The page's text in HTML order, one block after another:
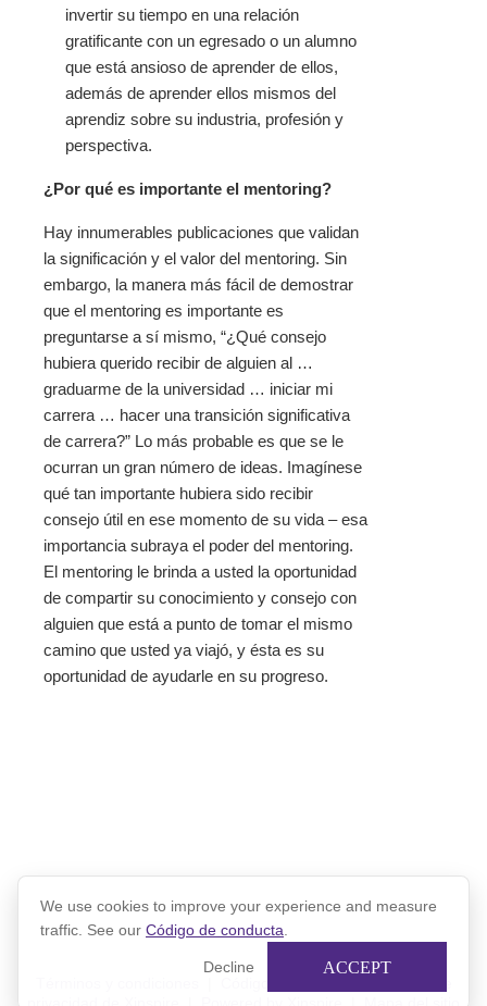
We use cookies to improve your experience and measure
traffic. See our Código de conducta
Decline ACCEPT
invertir su tiempo en una relación
gratificante con un egresado o un alumno
que está ansioso de aprender de ellos,
además de aprender ellos mismos del
aprendiz sobre su industria, profesión y
perspectiva.
¿Por qué es importante el mentoring?
Hay innumerables publicaciones que validan
la significación y el valor del mentoring. Sin
embargo, la manera más fácil de demostrar
que el mentoring es importante es
preguntarse a sí mismo, “¿Qué consejo
hubiera querido recibir de alguien al …
graduarme de la universidad … iniciar mi
carrera … hacer una transición significativa
de carrera?” Lo más probable es que se le
ocurran un gran número de ideas. Imagínese
qué tan importante hubiera sido recibir
consejo útil en ese momento de su vida – esa
importancia subraya el poder del mentoring.
El mentoring le brinda a usted la oportunidad
de compartir su conocimiento y consejo con
alguien que está a punto de tomar el mismo
camino que usted ya viajó, y ésta es su
oportunidad de ayudarle en su progreso.